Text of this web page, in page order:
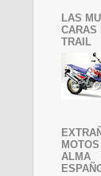
LAS
CARAS
TRAIL
MOTOS
ALMA